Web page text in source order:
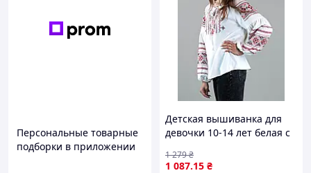
Персональные товарные
подборки в приложении
Детская вышиванка для
девочки 10-14 лет белая с
(Q6193)
1 087.15 ₴
1 279₴